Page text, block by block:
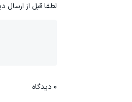
لطفا قبل از ارسال
0 دیدگاه